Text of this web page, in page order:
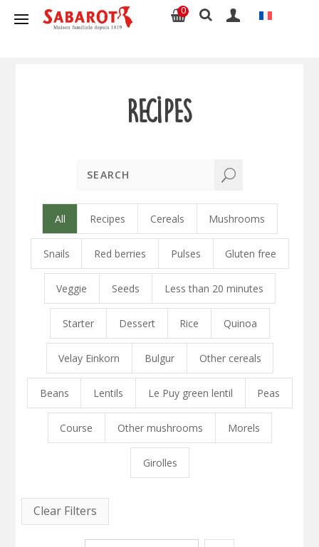
0
Recipes
U
All Recipes Cereals Mushrooms
Snails Red berries Pulses Gluten free
Veggie Seeds Less than 20 minutes
Starter Dessert Rice Quinoa
Velay Einkorn Bulgur Other cereals
Beans Lentils Le Puy green lentil Peas
Course Other mushrooms Morels
Girolles
Clear Filters